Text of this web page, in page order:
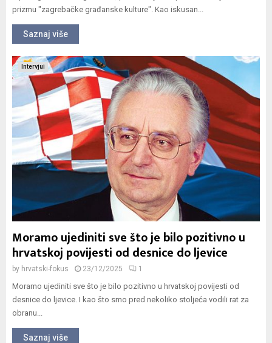
prizmu "zagrebačke građanske kulture". Kao iskusan...
Saznaj više
Intervjui
Moramo ujediniti sve što je bilo pozitivno u
hrvatskoj povijesti od desnice do ljevice
by hrvatski-fokus 23/12/2025 1
Moramo ujediniti sve što je bilo pozitivno u hrvatskoj povijesti od
desnice do ljevice. I kao što smo pred nekoliko stoljeća vodili rat za
obranu...
Saznaj više